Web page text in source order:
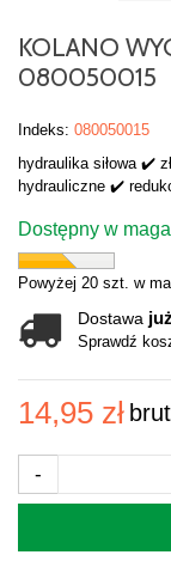
KOLANO
080050015
Indeks: 080050015
hydraulika siłowa ✔️
hydrauliczne ✔️
Dostępny w
Powyżej 20 szt. w
Dostawa
Sprawdź
14,95 zł
-